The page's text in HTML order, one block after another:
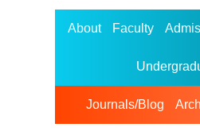
About Faculty
Journals/Blog